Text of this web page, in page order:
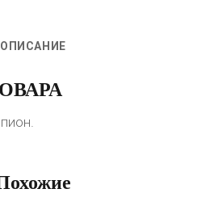
ОПИСАНИЕ